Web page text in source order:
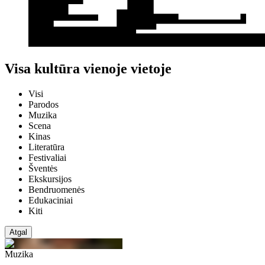
Visa kultūra vienoje vietoje
Visi
Parodos
Muzika
Scena
Kinas
Literatūra
Festivaliai
Šventės
Ekskursijos
Bendruomenės
Edukaciniai
Kiti
Atgal
Muzika